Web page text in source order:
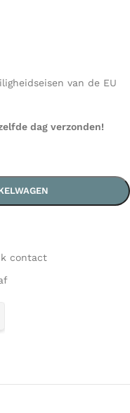
van de EU
dag verzonden!
contact